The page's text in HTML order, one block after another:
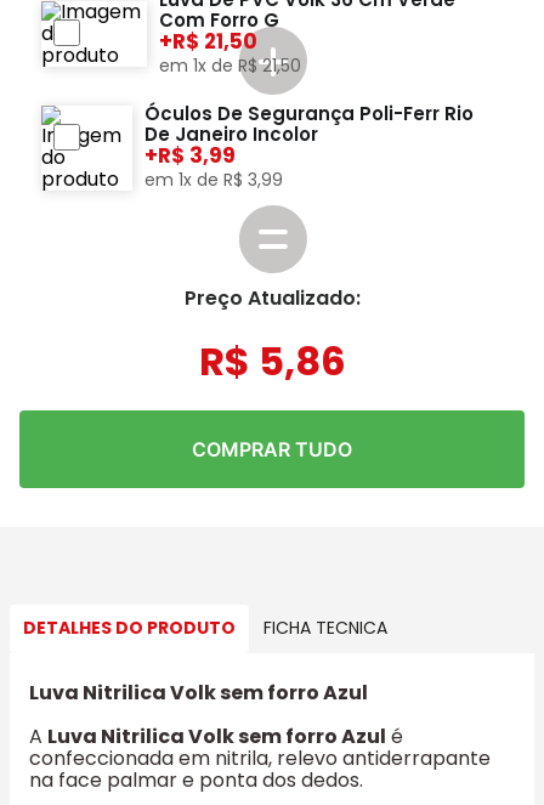
Com Forro G
+ 21,50
em 1x de R$ 21,50
Óculos De Segurança Poli-Ferr Rio
De Janeiro Incolor
+ 3,99
em 1x de R$ 3,99
Preço Atualizado:
R$ 5,86
COMPRAR TUDO
DETALHES DO PRODUTO FICHA TECNICA
Luva Nitrilica Volk sem forro Azul
A Luva Nitrilica Volk sem forro Azul é
confeccionada em nitrila, relevo antiderrapante
na face palmar e ponta dos dedos.